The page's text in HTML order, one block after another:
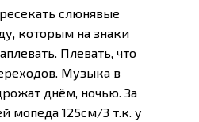
слюнявые
которым на знаки
Плевать, что
Музыка в
днём, ночью. За
мопеда 125см/3 т.к. у